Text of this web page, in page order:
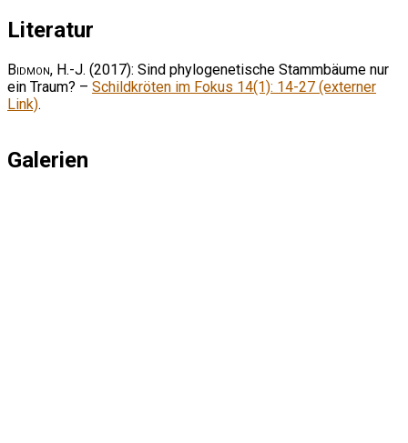
Literatur
Bidmon, H.-J. (2017): Sind phylogenetische Stammbäume nur
ein Traum? – Schildkröten im Fokus 14(1): 14-27 (externer
Link).
Galerien